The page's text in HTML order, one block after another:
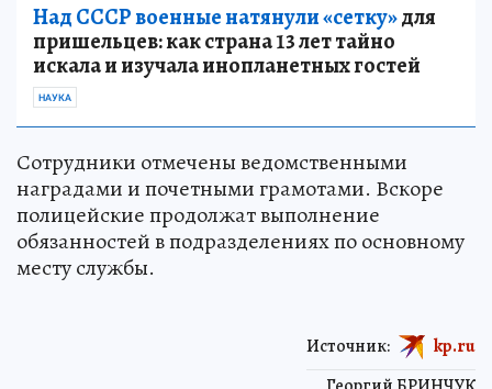
Над СССР военные натянули «сетку»для
пришельцев: как страна 13 лет тайно
искала и изучала инопланетных гостей
НАУКА
Сотрудники отмечены ведомственными
наградами и почетными грамотами. Вскоре
полицейские продолжат выполнение
обязанностей в подразделениях по основному
месту службы.
Источник: kp.ru